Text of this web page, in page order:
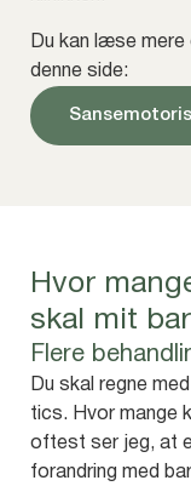
Du kan læse
denne side:
Hvor
skal mit
Flere
Du skal regne
tics. Hvor mange
oftest ser jeg, at
forandring med